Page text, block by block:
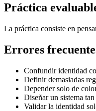
Práctica
La práctica consiste en
Errores
Confundir identidad
Definir demasiadas
Depender solo de
Diseñar un sistema
Validar la identidad